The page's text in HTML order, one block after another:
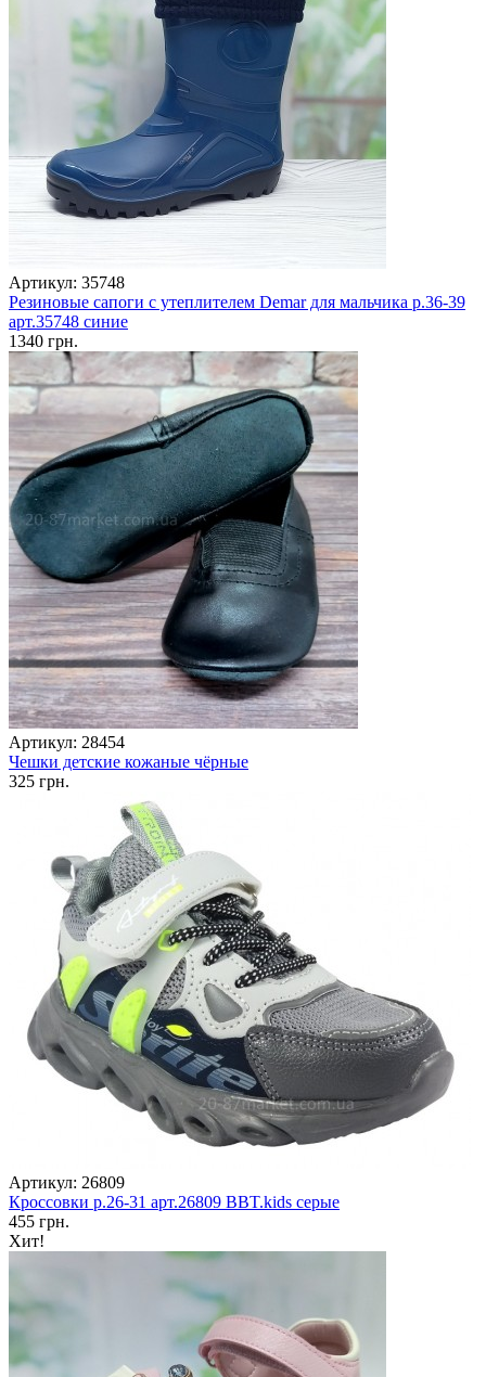
Артикул: 35748
Резиновые сапоги с утеплителем Demar для мальчика р.36-39
арт.35748 синие
1340 грн.
Артикул: 28454
Чешки детские кожаные чёрные
325 грн.
Артикул: 26809
Кроссовки р.26-31 арт.26809 BBT.kids серые
455 грн.
Хит!